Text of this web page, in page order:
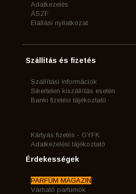
Adatkezelés
ÁSZF
Elállási nyilatkozat
Szállítás és fizetés
Szállítási információk
Sikertelen kiszállítás esetén
Banki fizetési tájékoztató
Kártyás fizetés - GYFK
Adatkezelési tájékoztató
Érdekességek
PARFÜM MAGAZIN
Várható parfümök